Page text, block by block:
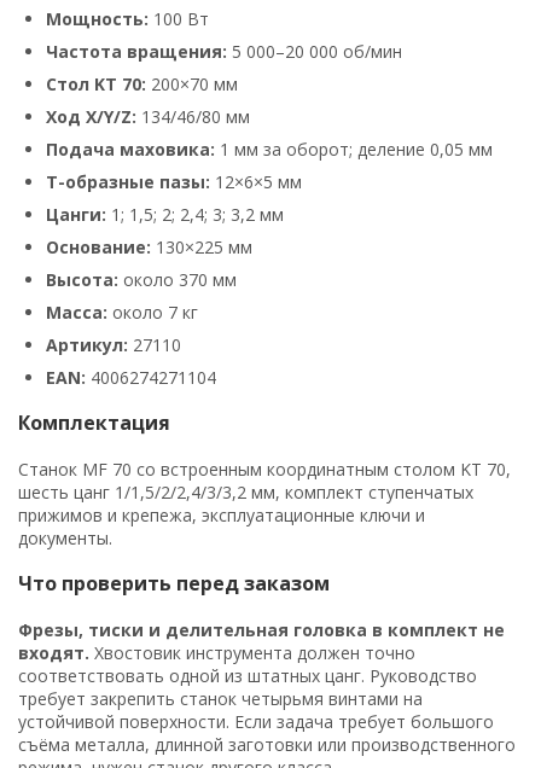
Мощность: 100 Вт
Частота вращения: 5 000–20 000 об/мин
Стол KT 70: 200×70 мм
Ход X/Y/Z: 134/46/80 мм
Подача маховика: 1 мм за оборот; деление 0,05 мм
Т-образные пазы: 12×6×5 мм
Цанги: 1; 1,5; 2; 2,4; 3; 3,2 мм
Основание: 130×225 мм
Высота: около 370 мм
Масса: около 7 кг
Артикул: 27110
EAN: 4006274271104
Комплектация
Станок MF 70 со встроенным координатным столом KT 70,
шесть цанг 1/1,5/2/2,4/3/3,2 мм, комплект ступенчатых
прижимов и крепежа, эксплуатационные ключи и
документы.
Что проверить перед заказом
Фрезы, тиски и делительная головка в комплект не
входят. Хвостовик инструмента должен точно
соответствовать одной из штатных цанг. Руководство
требует закрепить станок четырьмя винтами на
устойчивой поверхности. Если задача требует большого
съёма металла, длинной заготовки или производственного